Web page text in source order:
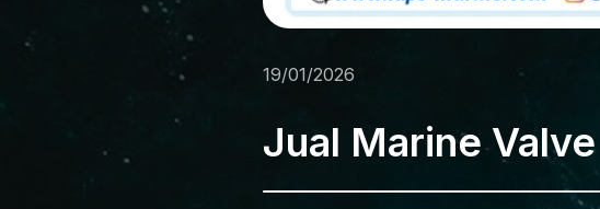
19/01/2026
Jual Marine